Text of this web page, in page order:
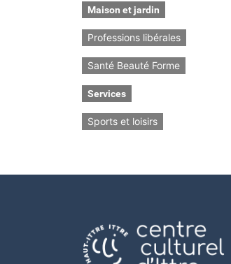
Maison et jardin
Professions libérales
Santé Beauté Forme
Services
Sports et loisirs